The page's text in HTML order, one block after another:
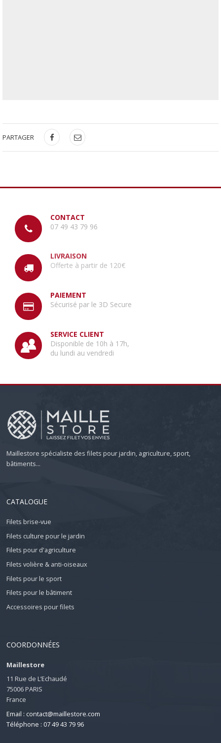
PARTAGER
CONTACT
07 49 43 79 96
LIVRAISON
Offerte à partir de 120€
PAIEMENT
Sécurisé par le 3D Secure
SERVICE CLIENT
Disponible de 10h à 17h,
du lundi au vendredi
Maillestore spécialiste des filets pour jardin, agriculture, sport,
bâtiments...
CATALOGUE
Filets brise-vue
Filets culture pour le jardin
Filets pour d'agriculture
Filets volière & anti-oiseaux
Filets pour le sport
Filets pour le bâtiment
Accessoires pour filets
COORDONNÉES
Maillestore
11 Rue de L’Echaudé
75006 PARIS
France
Email : contact@maillestore.com
Téléphone : 07 49 43 79 96